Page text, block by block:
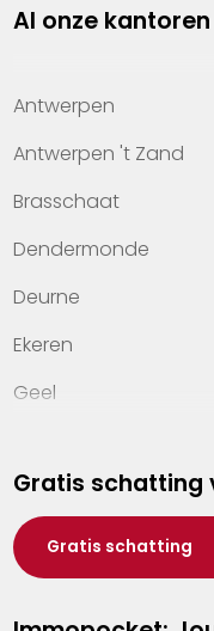
Property management
Kennis van wonen
Kantoren
Veelgestelde vragen
Werken bij Heylen
Contact
Al onze kantoren
Antwerpen
Antwerpen 't Zand
Brasschaat
Dendermonde
Deurne
Ekeren
Geel
Hasselt
Heist-op-den-Berg
Herentals
Gratis schatting
Gratis schatting